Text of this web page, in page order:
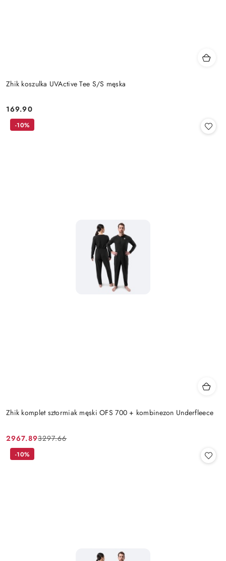
Zhik koszulka UVActive Tee S/S męska
Cena:
169.90
Zhik komplet sztormiak męski OFS 700 + kombinezon Underfleece
Cena
promocyjna:
2967.89
Cena
przed
3297.66
-10%
-10%